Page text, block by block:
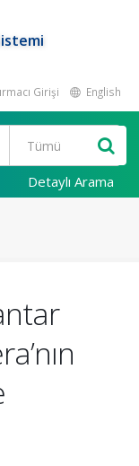
Girişi English
Detaylı Arama